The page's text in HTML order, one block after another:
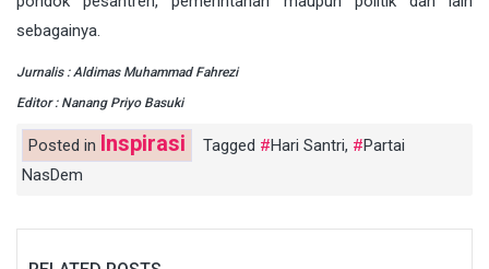
sebagainya.
Jurnalis : Aldimas Muhammad Fahrezi
Editor : Nanang Priyo Basuki
Posted in Inspirasi Tagged Hari Santri,
Partai
NasDem